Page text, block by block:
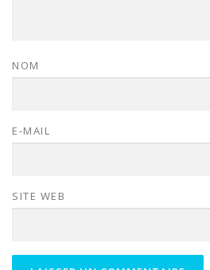
NOM
E-MAIL
SITE WEB